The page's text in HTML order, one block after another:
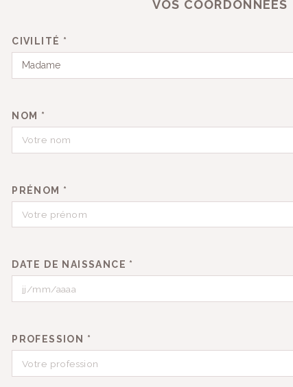
VOS COORDONNÉES
CIVILITÉ *
Madame
NOM *
PRÉNOM *
DATE DE NAISSANCE *
PROFESSION *